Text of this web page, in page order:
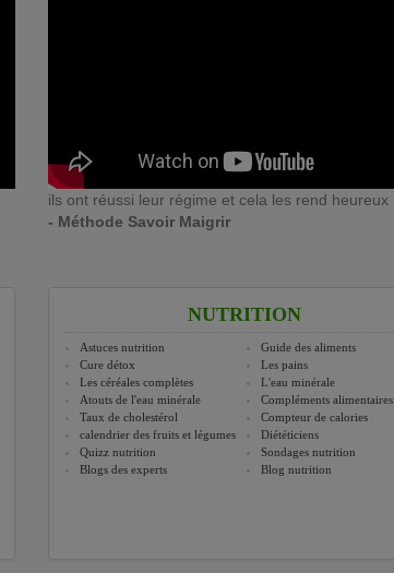
ils ont réussi leur régime et cela les rend heureux
- Méthode Savoir Maigrir
NUTRITION
Astuces nutrition
Guide des aliments
Cure détox
Les pains
Les céréales complètes
L'eau minérale
Atouts de l'eau minérale
Compléments alimentaires
Taux de cholestérol
Compteur de calories
calendrier des fruits et légumes
Diététiciens
Quizz nutrition
Sondages nutrition
Blogs des experts
Blog nutrition